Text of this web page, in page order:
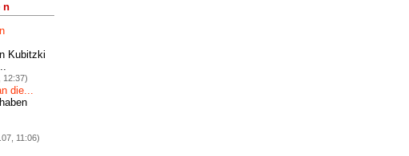
Kubitzki
12:37)
die...
11:06)